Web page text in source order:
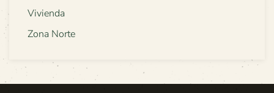
Vivienda
Zona Norte